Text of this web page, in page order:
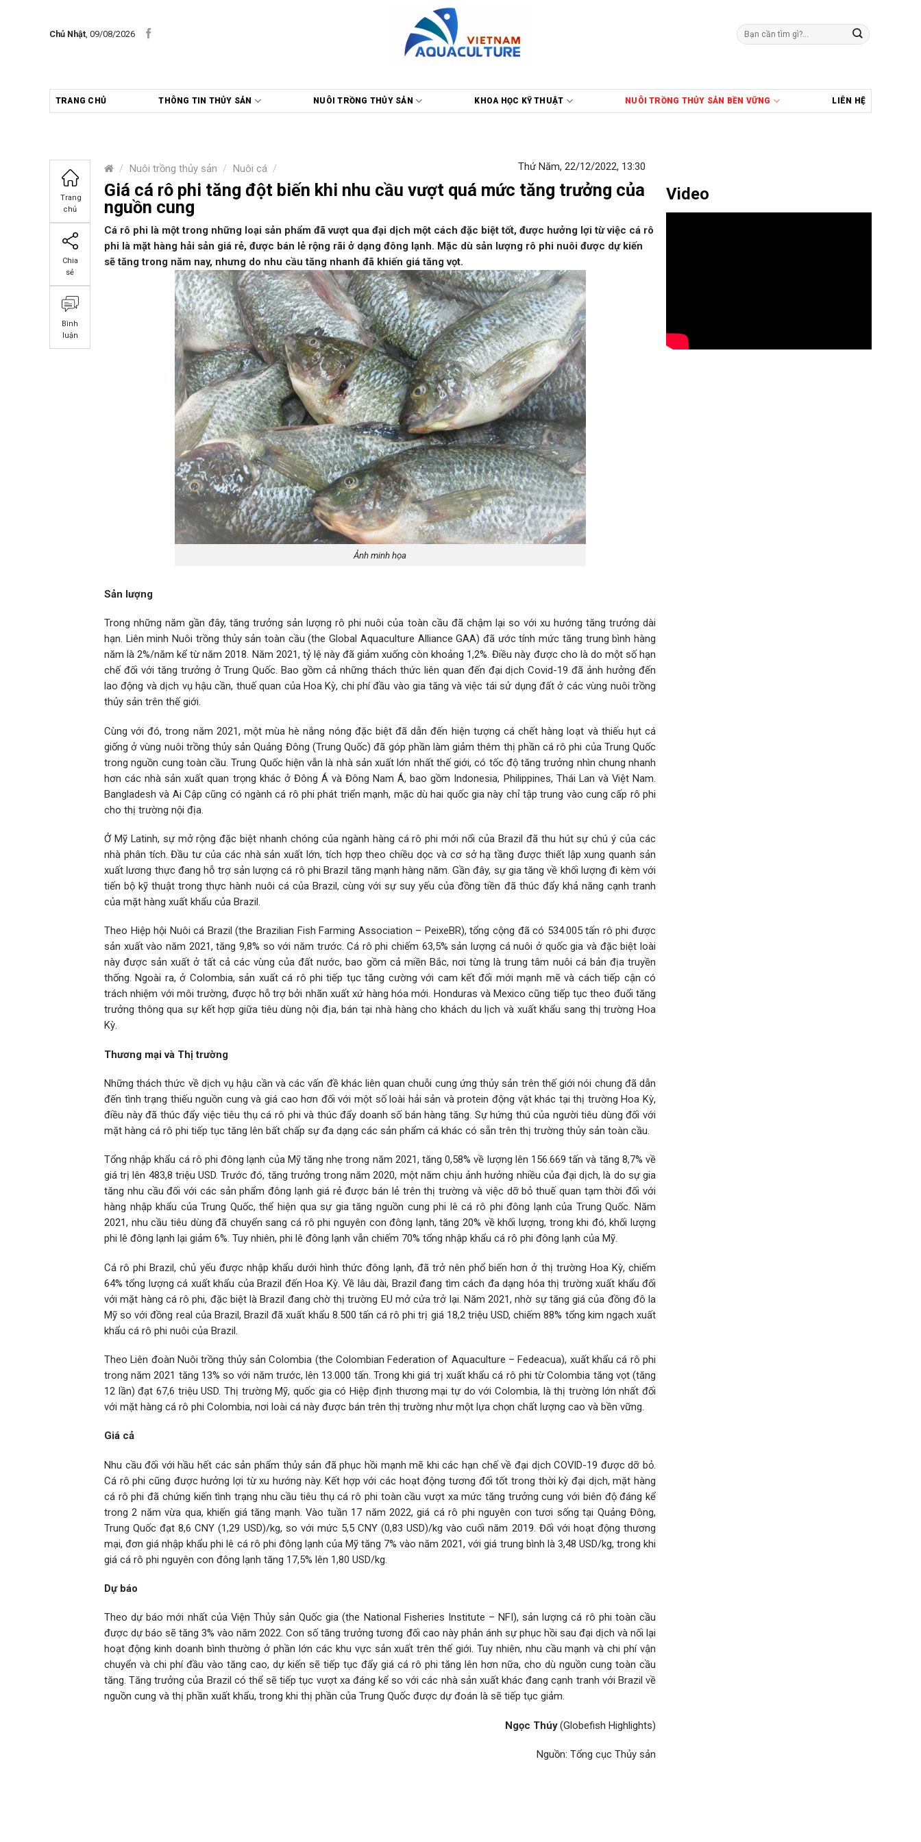
Chủ Nhật, 09/08/2026
Tìm
kiếm:
TRANG CHỦ THÔNG TIN THỦY SẢN NUÔI TRỒNG THỦY SẢN KHOA HỌC KỸ THUẬT NUÔI TRỒNG THỦY SẢN BỀN VỮNG LIÊN HỆ
/ Nuôi trồng thủy sản / Nuôi cá /
Trang
chủ
Chia
sẻ
Bình
luận
Thứ Năm, 22/12/2022, 13:30
Giá cá rô phi tăng đột biến khi nhu cầu vượt quá mức tăng trưởng của
nguồn cung
Cá rô phi là một trong những loại sản phẩm đã vượt qua đại dịch một cách đặc biệt tốt, được hưởng lợi từ việc cá rô
phi là mặt hàng hải sản giá rẻ, được bán lẻ rộng rãi ở dạng đông lạnh. Mặc dù sản lượng rô phi nuôi được dự kiến
sẽ tăng trong năm nay, nhưng do nhu cầu tăng nhanh đã khiến giá tăng vọt.
Ảnh minh họa
Sản lượng
Trong những năm gần đây, tăng trưởng sản lượng rô phi nuôi của toàn cầu đã chậm lại so với xu hướng tăng trưởng dài
hạn. Liên minh Nuôi trồng thủy sản toàn cầu (the Global Aquaculture Alliance GAA) đã ước tính mức tăng trung bình hàng
năm là 2%/năm kể từ năm 2018. Năm 2021, tỷ lệ này đã giảm xuống còn khoảng 1,2%. Điều này được cho là do một số hạn
chế đối với tăng trưởng ở Trung Quốc. Bao gồm cả những thách thức liên quan đến đại dịch Covid-19 đã ảnh hưởng đến
lao động và dịch vụ hậu cần, thuế quan của Hoa Kỳ, chi phí đầu vào gia tăng và việc tái sử dụng đất ở các vùng nuôi trồng
thủy sản trên thế giới.
Cùng với đó, trong năm 2021, một mùa hè nắng nóng đặc biệt đã dẫn đến hiện tượng cá chết hàng loạt và thiếu hụt cá
giống ở vùng nuôi trồng thủy sản Quảng Đông (Trung Quốc) đã góp phần làm giảm thêm thị phần cá rô phi của Trung Quốc
trong nguồn cung toàn cầu. Trung Quốc hiện vẫn là nhà sản xuất lớn nhất thế giới, có tốc độ tăng trưởng nhìn chung nhanh
hơn các nhà sản xuất quan trọng khác ở Đông Á và Đông Nam Á, bao gồm Indonesia, Philippines, Thái Lan và Việt Nam.
Bangladesh và Ai Cập cũng có ngành cá rô phi phát triển mạnh, mặc dù hai quốc gia này chỉ tập trung vào cung cấp rô phi
cho thị trường nội địa.
Ở Mỹ Latinh, sự mở rộng đặc biệt nhanh chóng của ngành hàng cá rô phi mới nổi của Brazil đã thu hút sự chú ý của các
nhà phân tích. Đầu tư của các nhà sản xuất lớn, tích hợp theo chiều dọc và cơ sở hạ tầng được thiết lập xung quanh sản
xuất lương thực đang hỗ trợ sản lượng cá rô phi Brazil tăng mạnh hàng năm. Gần đây, sự gia tăng về khối lượng đi kèm với
tiến bộ kỹ thuật trong thực hành nuôi cá của Brazil, cùng với sự suy yếu của đồng tiền đã thúc đẩy khả năng cạnh tranh
của mặt hàng xuất khẩu của Brazil.
Theo Hiệp hội Nuôi cá Brazil (the Brazilian Fish Farming Association – PeixeBR), tổng cộng đã có 534.005 tấn rô phi được
sản xuất vào năm 2021, tăng 9,8% so với năm trước. Cá rô phi chiếm 63,5% sản lượng cá nuôi ở quốc gia và đặc biệt loài
này được sản xuất ở tất cả các vùng của đất nước, bao gồm cả miền Bắc, nơi từng là trung tâm nuôi cá bản địa truyền
thống. Ngoài ra, ở Colombia, sản xuất cá rô phi tiếp tục tăng cường với cam kết đổi mới mạnh mẽ và cách tiếp cận có
trách nhiệm với môi trường, được hỗ trợ bởi nhãn xuất xứ hàng hóa mới. Honduras và Mexico cũng tiếp tục theo đuổi tăng
trưởng thông qua sự kết hợp giữa tiêu dùng nội địa, bán tại nhà hàng cho khách du lịch và xuất khẩu sang thị trường Hoa
Kỳ.
Thương mại và Thị trường
Những thách thức về dịch vụ hậu cần và các vấn đề khác liên quan chuỗi cung ứng thủy sản trên thế giới nói chung đã dẫn
đến tình trạng thiếu nguồn cung và giá cao hơn đối với một số loài hải sản và protein động vật khác tại thị trường Hoa Kỳ,
điều này đã thúc đẩy việc tiêu thụ cá rô phi và thúc đẩy doanh số bán hàng tăng. Sự hứng thú của người tiêu dùng đối với
mặt hàng cá rô phi tiếp tục tăng lên bất chấp sự đa dạng các sản phẩm cá khác có sẵn trên thị trường thủy sản toàn cầu.
Tổng nhập khẩu cá rô phi đông lạnh của Mỹ tăng nhẹ trong năm 2021, tăng 0,58% về lượng lên 156.669 tấn và tăng 8,7% về
giá trị lên 483,8 triệu USD. Trước đó, tăng trưởng trong năm 2020, một năm chịu ảnh hưởng nhiều của đại dịch, là do sự gia
tăng nhu cầu đối với các sản phẩm đông lạnh giá rẻ được bán lẻ trên thị trường và việc dỡ bỏ thuế quan tạm thời đối với
hàng nhập khẩu của Trung Quốc, thể hiện qua sự gia tăng nguồn cung phi lê cá rô phi đông lạnh của Trung Quốc. Năm
2021, nhu cầu tiêu dùng đã chuyển sang cá rô phi nguyên con đông lạnh, tăng 20% về khối lượng, trong khi đó, khối lượng
phi lê đông lạnh lại giảm 6%. Tuy nhiên, phi lê đông lạnh vẫn chiếm 70% tổng nhập khẩu cá rô phi đông lạnh của Mỹ.
Cá rô phi Brazil, chủ yếu được nhập khẩu dưới hình thức đông lạnh, đã trở nên phổ biến hơn ở thị trường Hoa Kỳ, chiếm
64% tổng lượng cá xuất khẩu của Brazil đến Hoa Kỳ. Về lâu dài, Brazil đang tìm cách đa dạng hóa thị trường xuất khẩu đối
với mặt hàng cá rô phi, đặc biệt là Brazil đang chờ thị trường EU mở cửa trở lại. Năm 2021, nhờ sự tăng giá của đồng đô la
Mỹ so với đồng real của Brazil, Brazil đã xuất khẩu 8.500 tấn cá rô phi trị giá 18,2 triệu USD, chiếm 88% tổng kim ngạch xuất
khẩu cá rô phi nuôi của Brazil.
Theo Liên đoàn Nuôi trồng thủy sản Colombia (the Colombian Federation of Aquaculture – Fedeacua), xuất khẩu cá rô phi
trong năm 2021 tăng 13% so với năm trước, lên 13.000 tấn. Trong khi giá trị xuất khẩu cá rô phi từ Colombia tăng vọt (tăng
12 lần) đạt 67,6 triệu USD. Thị trường Mỹ, quốc gia có Hiệp định thương mại tự do với Colombia, là thị trường lớn nhất đối
với mặt hàng cá rô phi Colombia, nơi loài cá này được bán trên thị trường như một lựa chọn chất lượng cao và bền vững.
Giá cả
Nhu cầu đối với hầu hết các sản phẩm thủy sản đã phục hồi mạnh mẽ khi các hạn chế về đại dịch COVID-19 được dỡ bỏ.
Cá rô phi cũng được hưởng lợi từ xu hướng này. Kết hợp với các hoạt động tương đối tốt trong thời kỳ đại dịch, mặt hàng
cá rô phi đã chứng kiến tình trạng nhu cầu tiêu thụ cá rô phi toàn cầu vượt xa mức tăng trưởng cung với biên độ đáng kể
trong 2 năm vừa qua, khiến giá tăng mạnh. Vào tuần 17 năm 2022, giá cá rô phi nguyên con tươi sống tại Quảng Đông,
Trung Quốc đạt 8,6 CNY (1,29 USD)/kg, so với mức 5,5 CNY (0,83 USD)/kg vào cuối năm 2019. Đối với hoạt động thương
mại, đơn giá nhập khẩu phi lê cá rô phi đông lạnh của Mỹ tăng 7% vào năm 2021, với giá trung bình là 3,48 USD/kg, trong khi
giá cá rô phi nguyên con đông lạnh tăng 17,5% lên 1,80 USD/kg.
Dự báo
Theo dự báo mới nhất của Viện Thủy sản Quốc gia (the National Fisheries Institute – NFI), sản lượng cá rô phi toàn cầu
được dự báo sẽ tăng 3% vào năm 2022. Con số tăng trưởng tương đối cao này phản ánh sự phục hồi sau đại dịch và nối lại
hoạt động kinh doanh bình thường ở phần lớn các khu vực sản xuất trên thế giới. Tuy nhiên, nhu cầu mạnh và chi phí vận
chuyển và chi phí đầu vào tăng cao, dự kiến sẽ tiếp tục đẩy giá cá rô phi tăng lên hơn nữa, cho dù nguồn cung toàn cầu
tăng. Tăng trưởng của Brazil có thể sẽ tiếp tục vượt xa đáng kể so với các nhà sản xuất khác đang cạnh tranh với Brazil về
nguồn cung và thị phần xuất khẩu, trong khi thị phần của Trung Quốc được dự đoán là sẽ tiếp tục giảm.
Ngọc Thúy(Globefish Highlights)
Nguồn: Tổng cục Thủy sản
Video